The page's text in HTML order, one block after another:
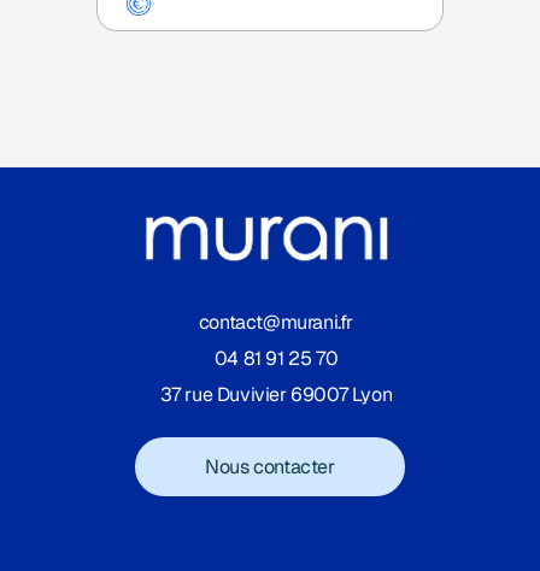
contact@murani.fr
04 81 91 25 70
37 rue Duvivier 69007 Lyon
Nous contacter